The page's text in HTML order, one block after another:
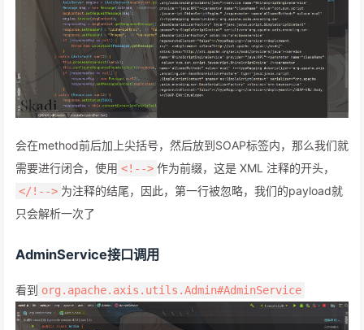
会在method前后加上尖括号，然后放到SOAP标签内，那么我们就
需要进行闭合，使用 <!--> 作为前缀，这是 XML 注释的开头，
</!--> 为注释的结尾，因此，第一行被忽略，我们的payload就
只会解析一次了
AdminService接口调用
看到 org.apache.axis.utils.Admin#AdminService